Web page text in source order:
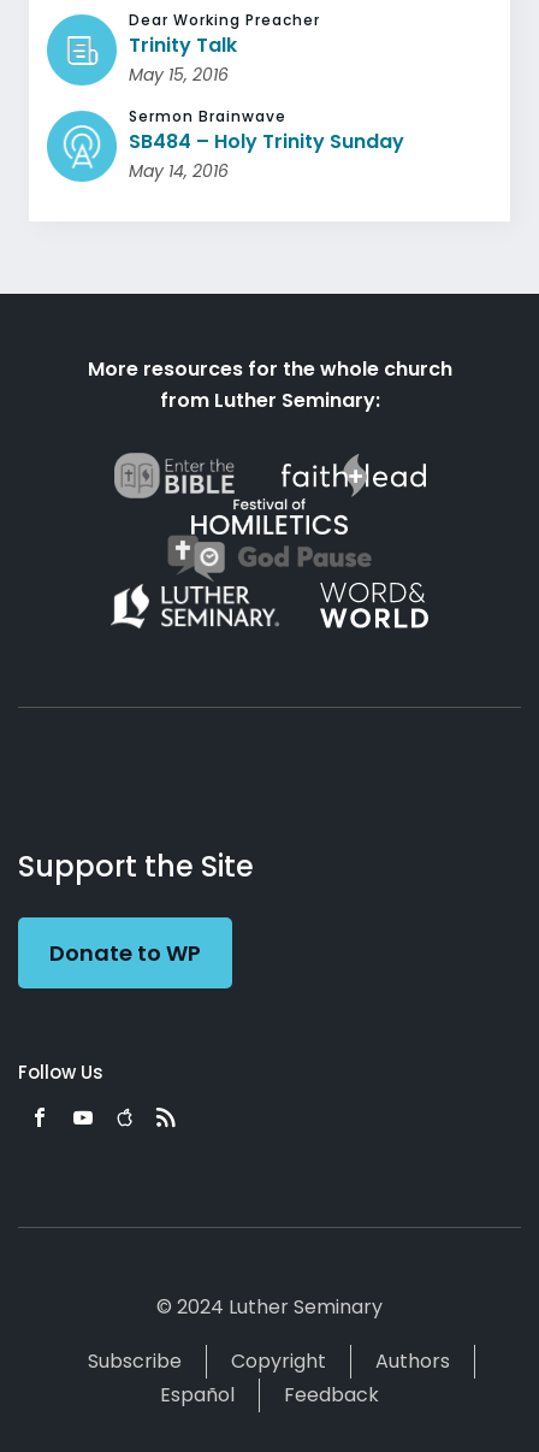
Dear Working Preacher
Trinity Talk
May 15, 2016
Sermon Brainwave
SB484 – Holy Trinity Sunday
May 14, 2016
More resources for the whole church
from Luther Seminary:
Working
Preacher
Us
Support the Site
Donate to WP
Follow Us
© 2024 Luther Seminary
Subscribe
Copyright
Authors
Español
Feedback